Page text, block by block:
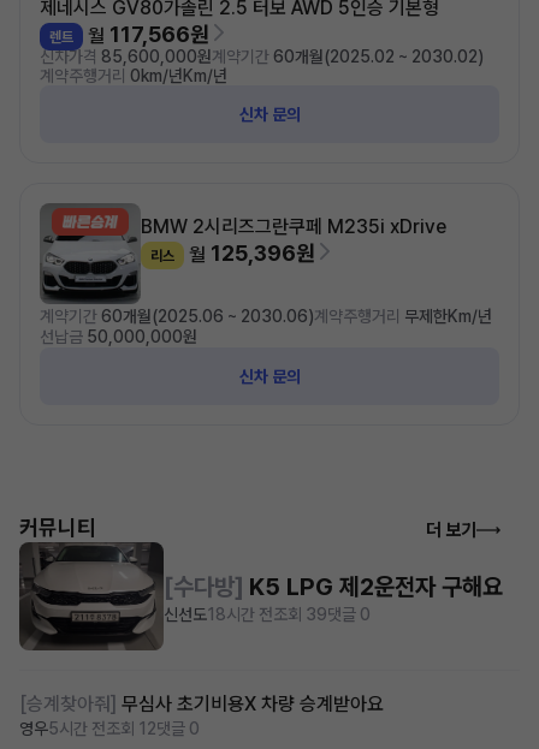
제네시스 GV80가솔린 2.5 터보 AWD 5인승 기본형
렌트 월 117,566원
신차가격 85,600,000원계약기간 60개월(2025.02 ~ 2030.02)
계약주행거리 0km/년Km/년
신차 문의
BMW 2시리즈그란쿠페 M235i xDrive
리스 월 125,396원
계약기간 60개월(2025.06 ~ 2030.06)계약주행거리 무제한Km/년
선납금 50,000,000원
신차 문의
커뮤니티 더 보기
[승계찾아줘] 무심사 초기비용X 차량 승계받아요
영우5시간 전조회 12댓글 0
[수다방] K5 LPG 제2운전자 구해요
신선도18시간 전조회 39댓글 0